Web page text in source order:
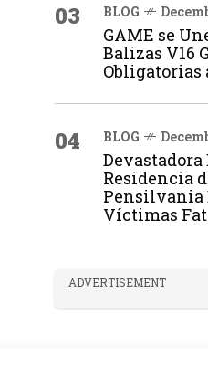
03 BLOG
GAME se
Balizas V16
Obligatorias
04 BLOG
Residencia
Pensilvania
Víctimas
ADVERTISEMENT